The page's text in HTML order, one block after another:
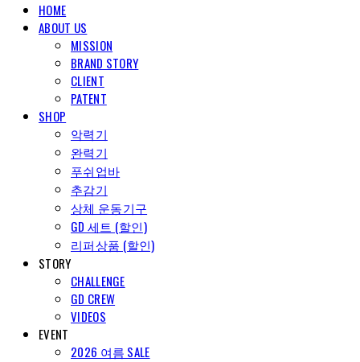
HOME
ABOUT US
MISSION
BRAND STORY
CLIENT
PATENT
SHOP
악력기
완력기
푸쉬업바
추감기
상체 운동기구
GD 세트 (할인)
리퍼상품 (할인)
STORY
CHALLENGE
GD CREW
VIDEOS
EVENT
2026 여름 SALE